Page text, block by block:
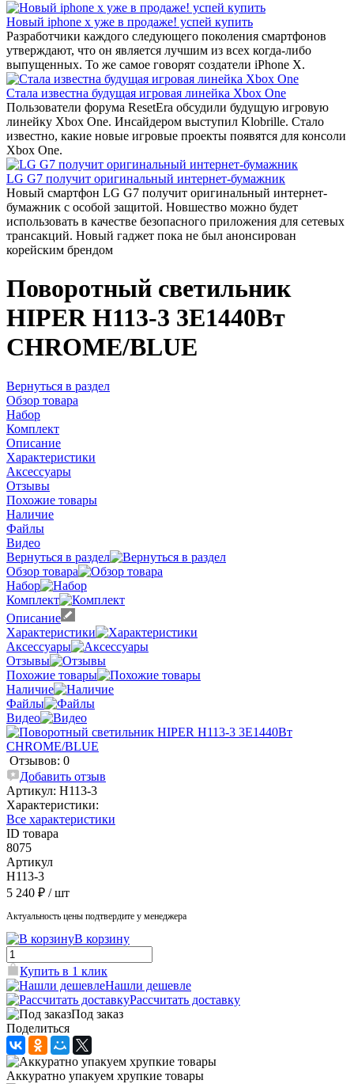
Новый iphone x уже в продаже! успей купить
Разработчики каждого следующего поколения смартфонов
утверждают, что он является лучшим из всех когда-либо
выпущенных. То же самое говорят создатели iPhone X.
Стала известна будущая игровая линейка Xbox One
Пользователи форума ResetEra обсудили будущую игровую
линейку Xbox One. Инсайдером выступил Klobrille. Стало
известно, какие новые игровые проекты появятся для консоли
Xbox One.
LG G7 получит оригинальный интернет-бумажник
Новый смартфон LG G7 получит оригинальный интернет-
бумажник с особой защитой. Новшество можно будет
использовать в качестве безопасного приложения для сетевых
трансакций. Новый гаджет пока не был анонсирован
корейским брендом
Поворотный светильник
HIPER H113-3 3E1440Вт
CHROME/BLUE
Вернуться в раздел
Обзор товара
Набор
Комплект
Описание
Характеристики
Аксессуары
Отзывы
Похожие товары
Наличие
Файлы
Видео
Вернуться в раздел
Обзор товара
Набор
Комплект
Описание
Характеристики
Аксессуары
Отзывы
Похожие товары
Наличие
Файлы
Видео
Отзывов: 0
Добавить отзыв
Артикул: H113-3
Характеристики:
Все характеристики
ID товара
8075
Артикул
H113-3
5 240 ₽ / шт
Актуальность цены подтвердите у менеджера
В корзину
Купить в 1 клик
Нашли дешевле
Рассчитать доставку
Под заказ
Поделиться
Аккуратно упакуем хрупкие товары